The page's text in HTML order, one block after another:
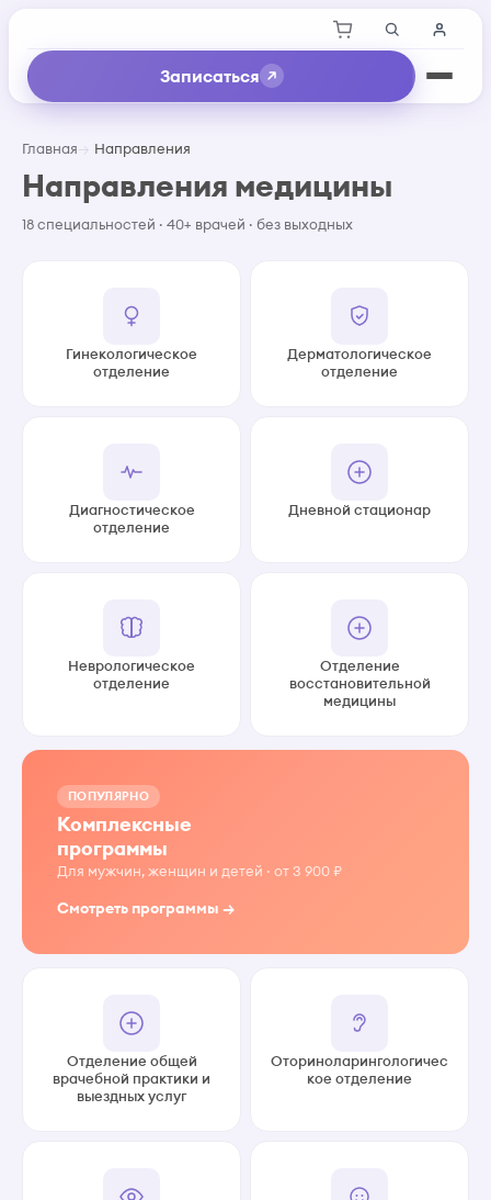
Записаться
Главная Направления
Направления медицины
18 специальностей · 40+ врачей · без выходных
Гинекологическое
отделение
Дерматологическое
отделение
Диагностическое
отделение
Дневной стационар
Неврологическое
отделение
Отделение
восстановительной
медицины
ПОПУЛЯРНО
Комплексные
программы
Для мужчин, женщин и детей · от 3 900 ₽
Смотреть программы →
Отделение общей
врачебной практики и
выездных услуг
Оториноларингологичес
кое отделение